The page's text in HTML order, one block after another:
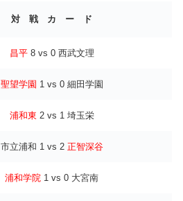
対 戦 カ ー ド
昌平8 vs 0 西武文理
聖望学園 1 vs 0 細田学園
浦和東 2 vs 1 埼玉栄
市立浦和 1 vs 2 正智深谷
浦和学院 1 vs 0 大宮南